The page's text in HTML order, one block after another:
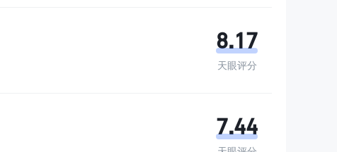
8.17
天眼评分
7.44